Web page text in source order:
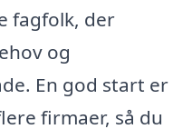
fagfolk, der
og
En god start er
firmaer, så du